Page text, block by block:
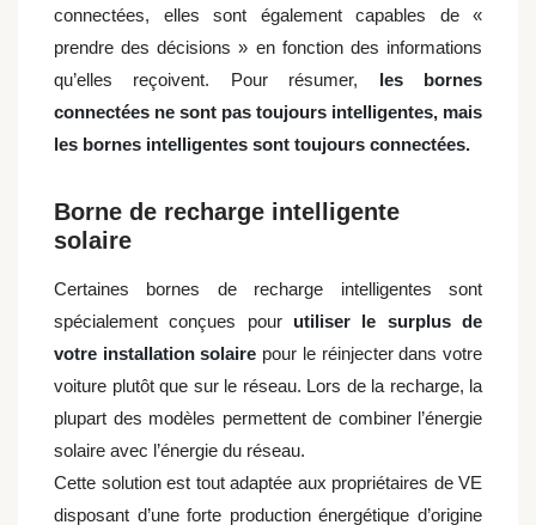
connectées, elles sont également capables de «
prendre des décisions » en fonction des informations
qu’elles reçoivent. Pour résumer, les bornes
connectées ne sont pas toujours intelligentes, mais
les bornes intelligentes sont toujours connectées.
Borne de recharge intelligente
solaire
Certaines bornes de recharge intelligentes sont
spécialement conçues pour utiliser le surplus de
votre installation solaire pour le réinjecter dans votre
voiture plutôt que sur le réseau. Lors de la recharge, la
plupart des modèles permettent de combiner l’énergie
solaire avec l’énergie du réseau.
Cette solution est tout adaptée aux propriétaires de VE
disposant d’une forte production énergétique d’origine